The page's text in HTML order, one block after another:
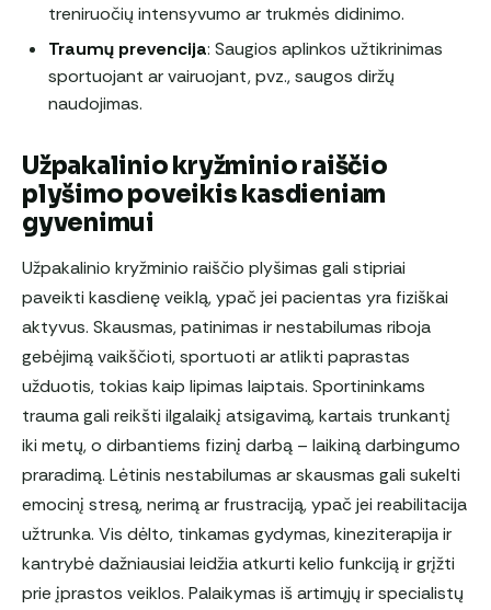
treniruočių intensyvumo ar trukmės didinimo.
Traumų prevencija: Saugios aplinkos užtikrinimas
sportuojant ar vairuojant, pvz., saugos diržų
naudojimas.
Užpakalinio kryžminio raiščio
plyšimo poveikis kasdieniam
gyvenimui
Užpakalinio kryžminio raiščio plyšimas gali stipriai
paveikti kasdienę veiklą, ypač jei pacientas yra fiziškai
aktyvus. Skausmas, patinimas ir nestabilumas riboja
gebėjimą vaikščioti, sportuoti ar atlikti paprastas
užduotis, tokias kaip lipimas laiptais. Sportininkams
trauma gali reikšti ilgalaikį atsigavimą, kartais trunkantį
iki metų, o dirbantiems fizinį darbą – laikiną darbingumo
praradimą. Lėtinis nestabilumas ar skausmas gali sukelti
emocinį stresą, nerimą ar frustraciją, ypač jei reabilitacija
užtrunka. Vis dėlto, tinkamas gydymas, kineziterapija ir
kantrybė dažniausiai leidžia atkurti kelio funkciją ir grįžti
prie įprastos veiklos. Palaikymas iš artimųjų ir specialistų